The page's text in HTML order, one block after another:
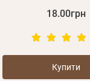
18.00грн
Купити